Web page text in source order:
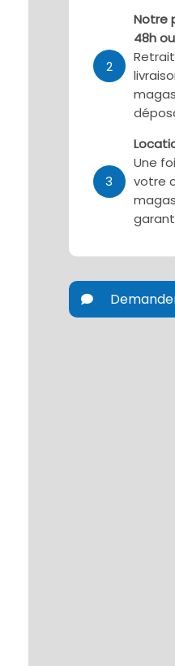
2
Notre
48h
3
Une
votre